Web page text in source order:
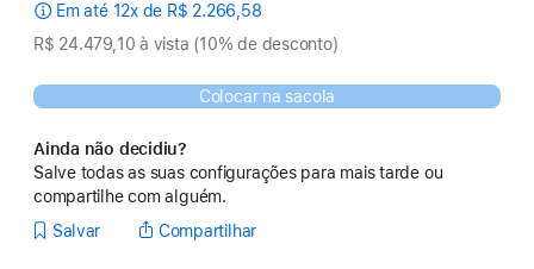
Em até 12x de R$ 2.266,58
R$ 24.479,10 à vista (10% de desconto)
Colocar na sacola
Ainda não decidiu?
Salve todas as suas configurações para mais tarde ou
compartilhe com alguém.
Salvar
Compartilhar